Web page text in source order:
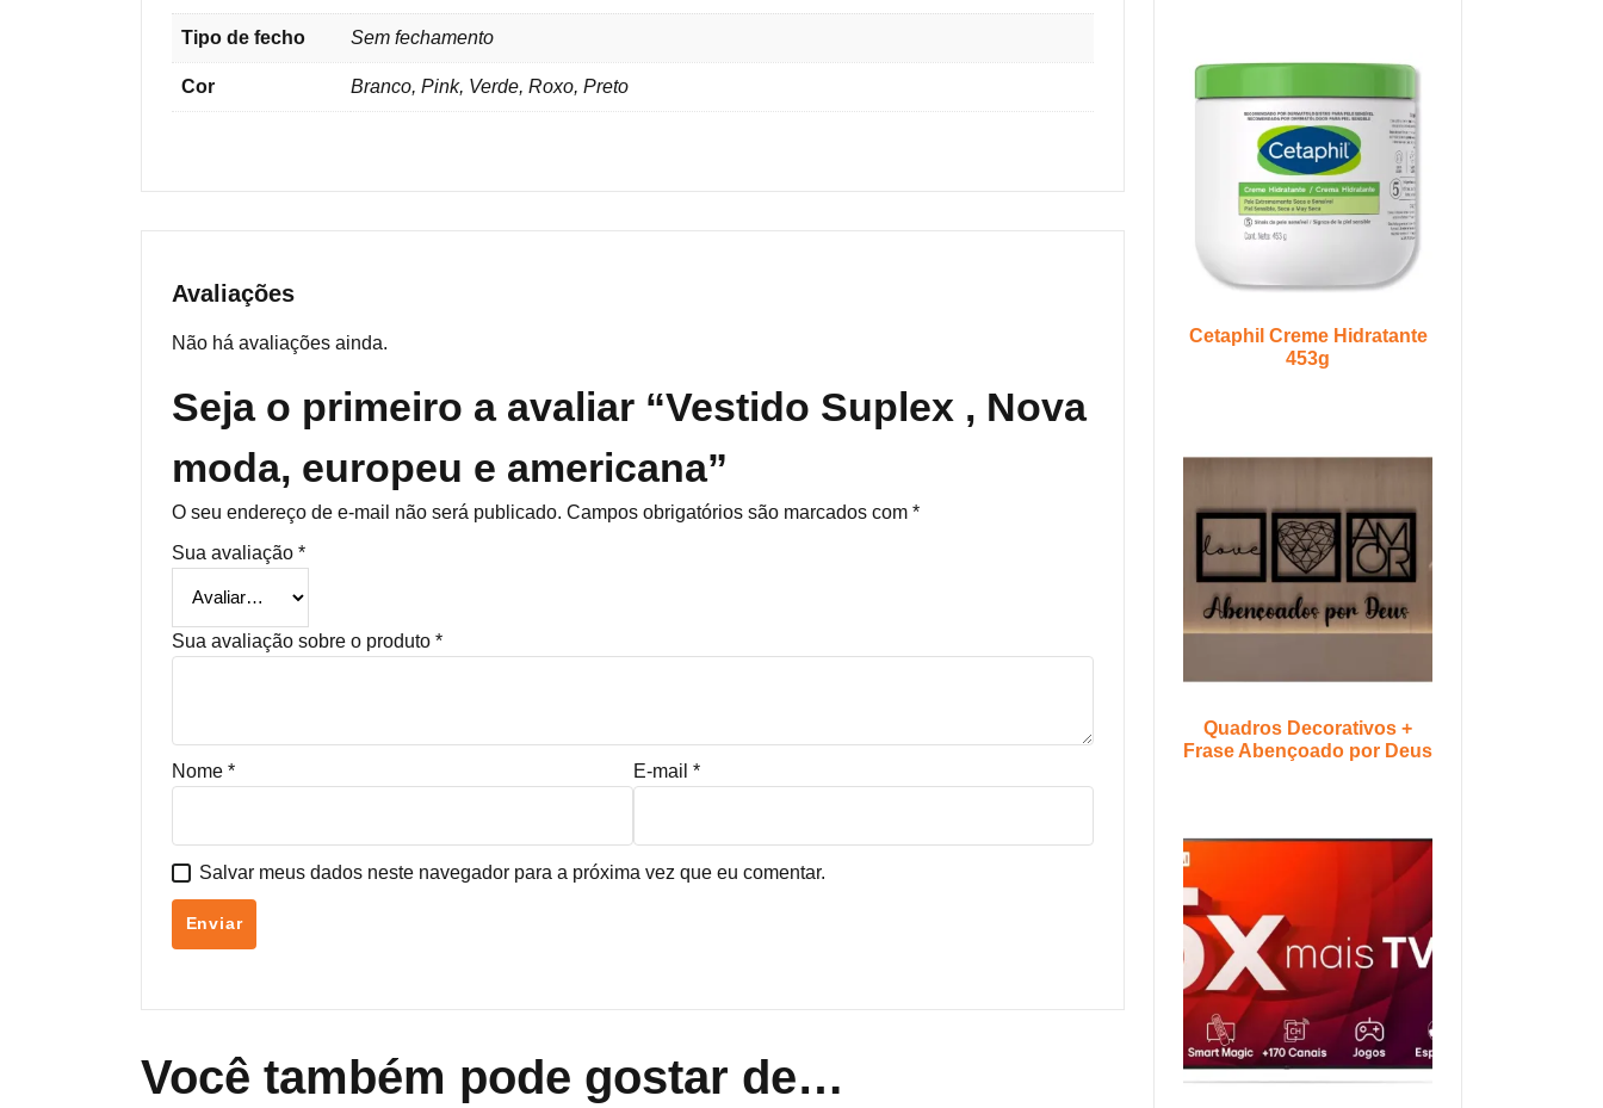
Tipo de fecho Sem fechamento
Cor Branco, Pink, Verde, Roxo, Preto
Avaliações
Não há avaliações ainda.
Seja o primeiro a avaliar “Vestido Suplex , Nova
moda, europeu e americana”
O seu endereço de e-mail não será publicado. Campos obrigatórios são marcados com *
Sua avaliação *
Sua avaliação sobre o produto *
Nome * E-mail *
Salvar meus dados neste navegador para a próxima vez que eu comentar.
Você também pode gostar de…
Cetaphil Creme Hidratante
453g
Quadros Decorativos +
Frase Abençoado por Deus